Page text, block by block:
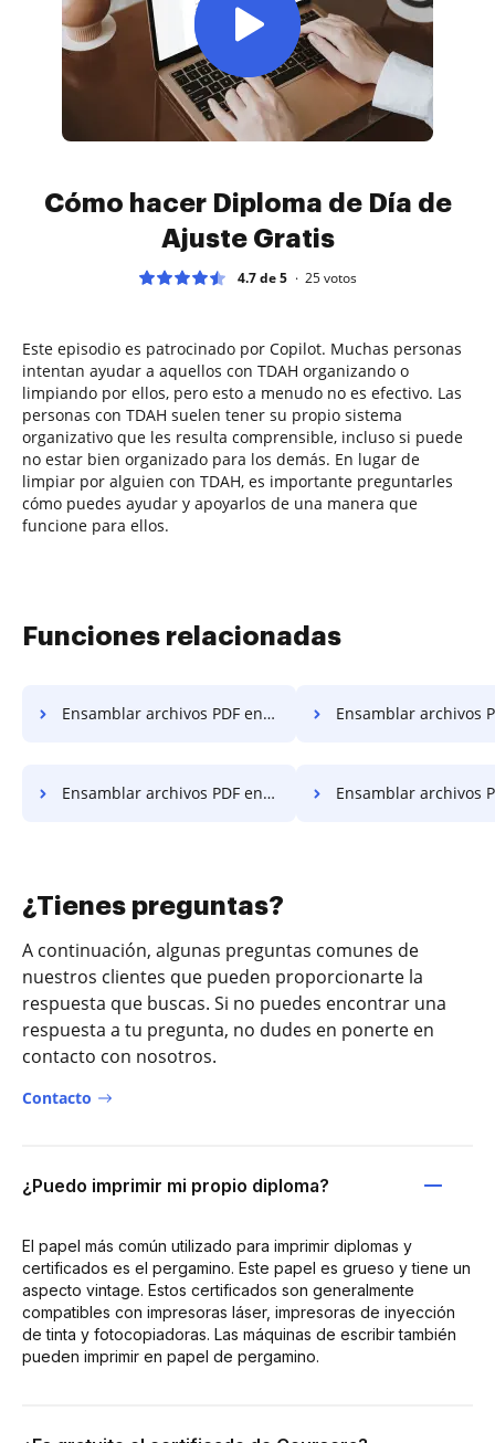
Cómo hacer Diploma de Día de
Ajuste Gratis
4.7 de 5 25votos
Este episodio es patrocinado por Copilot. Muchas personas
intentan ayudar a aquellos con TDAH organizando o
limpiando por ellos, pero esto a menudo no es efectivo. Las
personas con TDAH suelen tener su propio sistema
organizativo que les resulta comprensible, incluso si puede
no estar bien organizado para los demás. En lugar de
limpiar por alguien con TDAH, es importante preguntarles
cómo puedes ayudar y apoyarlos de una manera que
funcione para ellos.
Funciones relacionadas
Ensamblar archivos PDF en línea en Chromebook Ensamblar archivos PDF en
Ensamblar archivos PDF en línea en la computadora Ensamblar archivos PDF en línea en
¿Tienes preguntas?
A continuación, algunas preguntas comunes de
nuestros clientes que pueden proporcionarte la
respuesta que buscas. Si no puedes encontrar una
respuesta a tu pregunta, no dudes en ponerte en
contacto con nosotros.
Contacto
¿Puedo imprimir mi propio diploma?
El papel más común utilizado para imprimir diplomas y
certificados es el pergamino. Este papel es grueso y tiene un
aspecto vintage. Estos certificados son generalmente
compatibles con impresoras láser, impresoras de inyección
de tinta y fotocopiadoras. Las máquinas de escribir también
pueden imprimir en papel de pergamino.